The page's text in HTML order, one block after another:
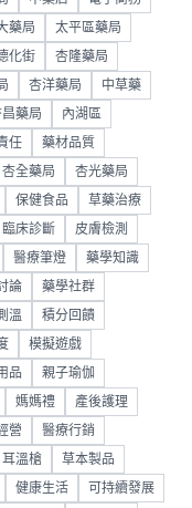
藥局 太平區藥局
化街 杏隆藥局
杏洋藥局 中草藥
昌藥局 內湖區
任 藥材品質
杏全藥局 杏光藥局
保健食品 草藥治療
臨床診斷 皮膚檢測
醫療筆燈 藥學知識
論 藥學社群
溫 積分回饋
模擬遊戲
品 親子瑜伽
媽媽禮 產後護理
營 醫療行銷
耳溫槍 草本製品
健康生活 可持續發展